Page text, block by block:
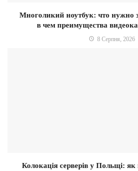
Многоликий ноутбук: что нужно
в чем преимущества
8 Серпня, 2026
Колокація серверів у Польщі: як